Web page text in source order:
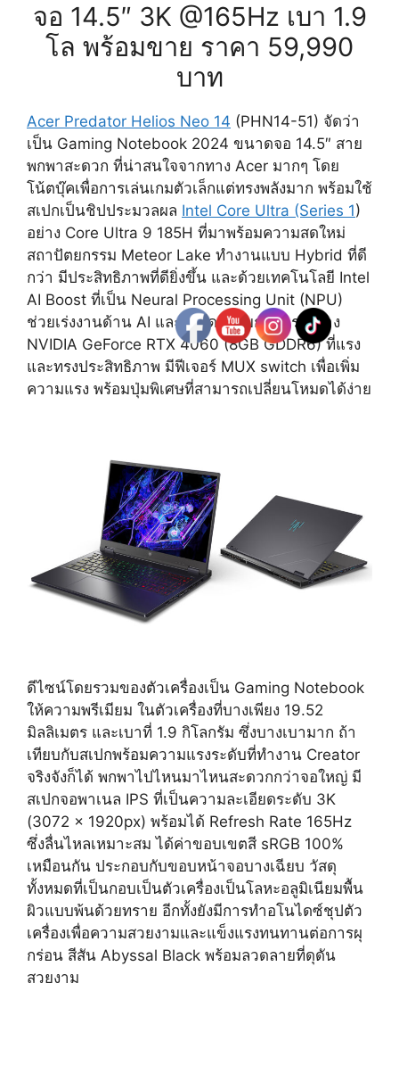
จอ 14.5″ 3K @165Hz เบา 1.9
โล พร้อมขาย ราคา 59,990
บาท
Acer Predator Helios Neo 14 (PHN14-51) จัดว่า
เป็น Gaming Notebook 2024 ขนาดจอ 14.5″ สาย
พกพาสะดวก ที่น่าสนใจจากทาง Acer มากๆ โดย
โน้ตบุ๊คเพื่อการเล่นเกมตัวเล็กแต่ทรงพลังมาก พร้อมใช้
สเปกเป็นชิปประมวลผล Intel Core Ultra (Series 1)
อย่าง Core Ultra 9 185H ที่มาพร้อมความสดใหม่
สถาปัตยกรรม Meteor Lake ทำงานแบบ Hybrid ที่ดี
กว่า มีประสิทธิภาพที่ดียิ่งขึ้น และด้วยเทคโนโลยี Intel
AI Boost ที่เป็น Neural Processing Unit (NPU)
ช่วยเร่งงานด้าน AI และการ์ดจอแยกตัวแรงอย่าง
NVIDIA GeForce RTX 4060 (8GB GDDR6) ที่แรง
และทรงประสิทธิภาพ มีฟีเจอร์ MUX switch เพื่อเพิ่ม
ความแรง พร้อมปุ่มพิเศษที่สามารถเปลี่ยนโหมดได้ง่าย
ดีไซน์โดยรวมของตัวเครื่องเป็น Gaming Notebook
ให้ความพรีเมียม ในตัวเครื่องที่บางเพียง 19.52
มิลลิเมตร และเบาที่ 1.9 กิโลกรัม ซึ่งบางเบามาก ถ้า
เทียบกับสเปกพร้อมความแรงระดับที่ทำงาน Creator
จริงจังก็ได้ พกพาไปไหนมาไหนสะดวกกว่าจอใหญ่ มี
สเปกจอพาเนล IPS ที่เป็นความละเอียดระดับ 3K
(3072 x 1920px) พร้อมได้ Refresh Rate 165Hz
ซึ่งลื่นไหลเหมาะสม ได้ค่าขอบเขตสี sRGB 100%
เหมือนกัน ประกอบกับขอบหน้าจอบางเฉียบ วัสดุ
ทั้งหมดที่เป็นกอบเป็นตัวเครื่องเป็นโลหะอลูมิเนียมพื้น
ผิวแบบพ้นด้วยทราย อีกทั้งยังมีการทำอโนไดซ์ชุปตัว
เครื่องเพื่อความสวยงามและแข็งแรงทนทานต่อการผุ
กร่อน สีสัน Abyssal Black พร้อมลวดลายที่ดุดัน
สวยงาม